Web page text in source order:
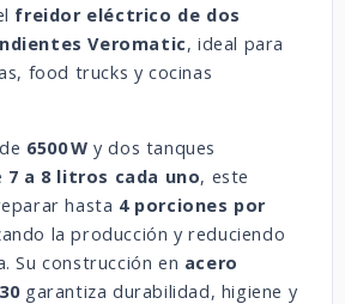
freidor eléctrico de dos
Veromatic, ideal para
food trucks y cocinas
6500 W y dos tanques
7 a 8 litros cada uno, este
hasta 4 porciones por
la producción y reduciendo
Su construcción en acero
garantiza durabilidad, higiene y